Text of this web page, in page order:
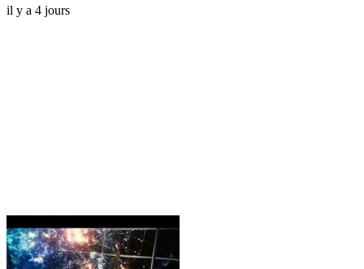
il y a 4 jours